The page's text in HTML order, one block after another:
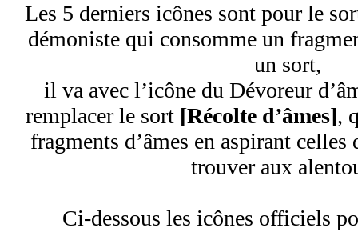
Les 5 derniers icônes sont pour le
démoniste qui consomme un
un sort,
il va avec l’icône du Dévoreur
remplacer le sort [Récolte d’âmes],
fragments d’âmes en aspirant celles
trouver aux
Ci-dessous les icônes officiels